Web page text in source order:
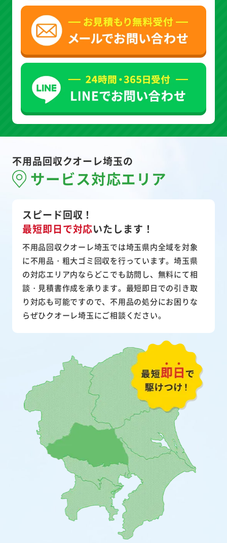
不用品回収クオーレ埼玉の
サービス対応エリア
スピード回収！
最短即日で対応いたします！
不用品回収クオーレ埼玉では埼玉県内全域を対象
に不用品・粗大ゴミ回収を行っています。埼玉県
の対応エリア内ならどこでも訪問し、無料にて相
談・見積書作成を承ります。最短即日での引き取
り対応も可能ですので、不用品の処分にお困りな
らぜひクオーレ埼玉にご相談ください。